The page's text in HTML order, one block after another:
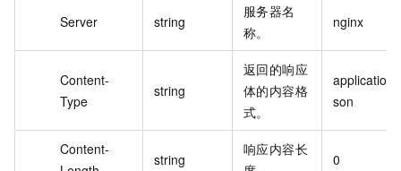
Server string
服务器名
称。
nginx
Content-
Type
string
返回的响应
体的内容格
式。
application/j
son
Content-
string
响应内容长
0